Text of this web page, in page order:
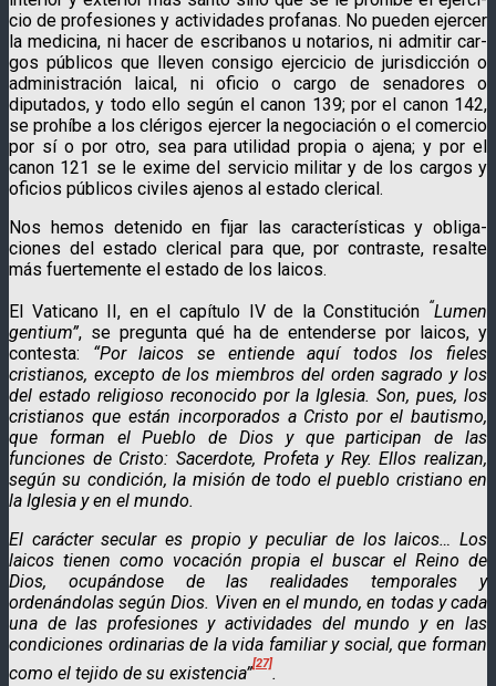
cio de profesiones y actividades profanas. No pueden ejercer
la medicina, ni hacer de escribanos u notarios, ni admitir car­
gos públicos que lleven consigo ejercicio de jurisdicción o
ad­ministración laical, ni oficio o cargo de senadores o
diputados, y todo ello según el canon 139; por el canon 142,
se prohíbe a los clérigos ejercer la negociación o el comercio
por sí o por otro, sea para utilidad propia o ajena; y por el
canon 121 se le exime del servicio militar y de los cargos y
oficios públicos civiles ajenos al estado clerical.
Nos hemos detenido en fijar las características y obliga­
ciones del estado clerical para que, por contraste, resalte
más fuertemente el estado de los laicos.
El Vaticano II, en el capítulo IV de la Constitución “Lu­men
gentium”, se pregunta qué ha de entenderse por laicos, y
contesta: “Por laicos se entiende aquí todos los fieles
cristianos, excepto de los miembros del orden sagrado y los
del estado religioso reconocido por la Iglesia. Son, pues, los
cristianos que están incorporados a Cristo por el bautismo,
que forman el Pueblo de Dios y que participan de las
funciones de Cristo: Sacerdote, Profeta y Rey. Ellos realizan,
según su condición, la misión de todo el pueblo cristiano en
la Iglesia y en el mundo.
El carácter secular es propio y peculiar de los laicos… Los
laicos tienen como vocación propia el buscar el Reino de
Dios, ocupándose de las realidades temporales y
ordenándolas según Dios. Viven en el mundo, en todas y cada
una de las profesiones y actividades del mundo y en las
condiciones ordinarias de la vida familiar y social, que forman
como el tejido de su existencia”
[27]
.